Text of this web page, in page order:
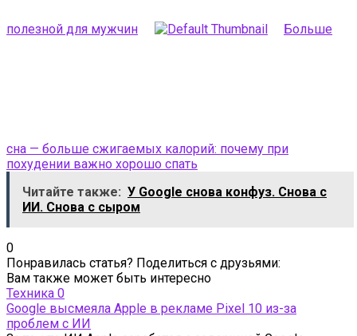
полезной для мужчин Больше
сна — больше сжигаемых калорий: почему при
похудении важно хорошо спать
Читайте также: У Google снова конфуз. Снова с
ИИ. Снова с сыром
0
Понравилась статья? Поделиться с друзьями:
Вам также может быть интересно
Техника 0
Google высмеяла Apple в рекламе Pixel 10 из-за
проблем с ИИ